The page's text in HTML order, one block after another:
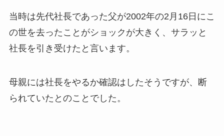
当時は先代社長であった父が2002年の2月16日にこ
の世を去ったことがショックが大きく、サラッと
社長を引き受けたと言います。
母親には社長をやるか確認はしたそうですが、断
られていたとのことでした。